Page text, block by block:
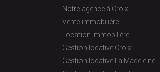
Notre agence à Croix
Vente immobilière
Location immobilière
Gestion locative Croix
Gestion locative La Madeleine